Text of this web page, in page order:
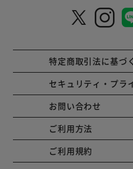
特定商取引法に基づ
セキュリティ・プラ
お問い合わせ
ご利用方法
ご利用規約